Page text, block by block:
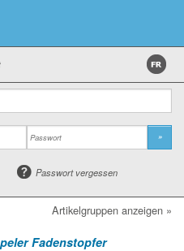
»
Passwort vergessen
Artikelgruppen anzeigen »
Fadenstopfer